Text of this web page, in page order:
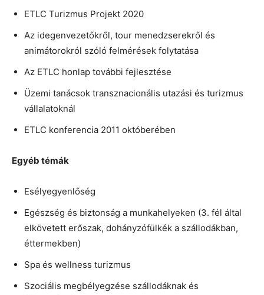
ETLC Turizmus Projekt 2020
Az idegenvezetőkről, tour menedzserekről és
animátorokról szóló felmérések folytatása
Az ETLC honlap további fejlesztése
Üzemi tanácsok transznacionális utazási és turizmus
vállalatoknál
ETLC konferencia 2011 októberében
Egyéb témák
Esélyegyenlőség
Egészség és biztonság a munkahelyeken (3. fél által
elkövetett erőszak, dohányzófülkék a szállodákban,
éttermekben)
Spa és wellness turizmus
Szociális megbélyegzése szállodáknak és